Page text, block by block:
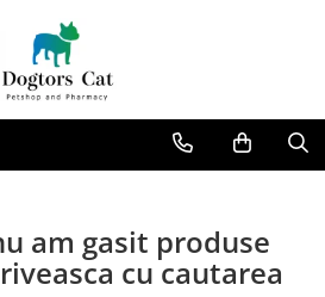
am gasit produse
cu cautarea